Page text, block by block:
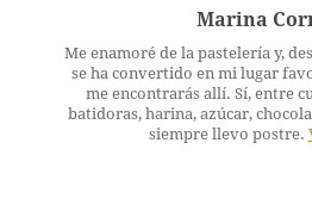
Marina
Me enamoré de la pastelería y,
se ha convertido en mi lugar
me encontrarás allí. Sí, entre
batidoras, harina, azúcar,
siempre llevo postre.